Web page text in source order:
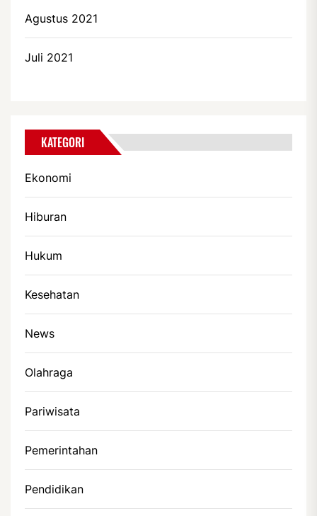
Agustus 2021
Juli 2021
KATEGORI
Ekonomi
Hiburan
Hukum
Kesehatan
News
Olahraga
Pariwisata
Pemerintahan
Pendidikan